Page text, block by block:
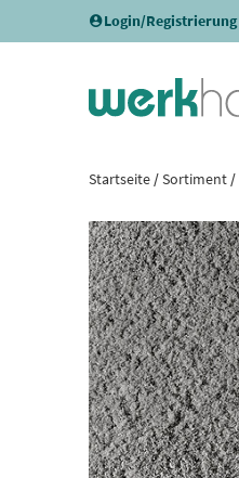
Login/Registrierung
Startseite/Sortiment/